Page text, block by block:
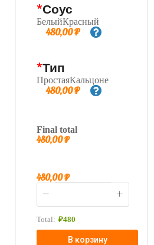
*Соус
БелыйКрасный
480,00₽
*Тип
ПростаяКальцоне
480,00₽
Final total
480,00₽
480,00₽
Total: ₽480
В корзину